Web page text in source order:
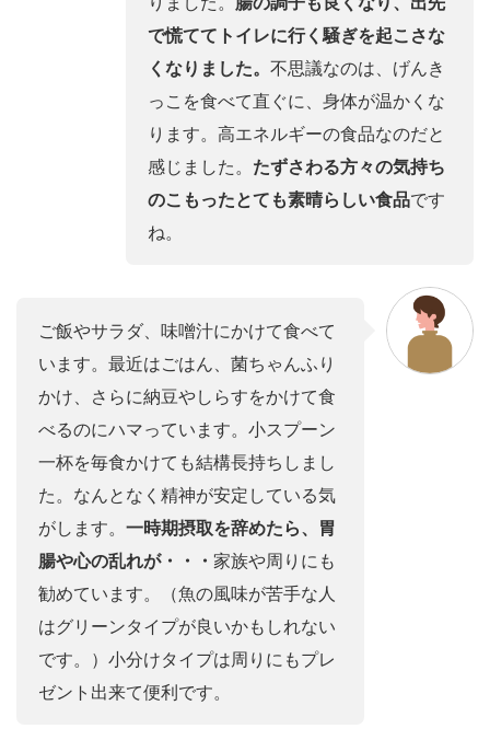
で慌ててトイレに行く騒ぎを起こさな
くなりました。 不思議なのは、げんき
っこを食べて直ぐに、身体が温かくな
ります。高エネルギーの食品なのだと
感じました。 たずさわる方々の気持ち
のこもったとても素晴らしい食品です
ね。
ご飯やサラダ、味噌汁にかけて食べて
います。最近はごはん、菌ちゃんふり
かけ、さらに納豆やしらすをかけて食
べるのにハマっています。小スプーン
一杯を毎食かけても結構長持ちしまし
た。なんとなく精神が安定している気
がします。 一時期摂取を辞めたら、胃
腸や心の乱れが・・・ 家族や周りにも
勧めています。（魚の風味が苦手な人
はグリーンタイプが良いかもしれない
です。）小分けタイプは周りにもプレ
ゼント出来て便利です。